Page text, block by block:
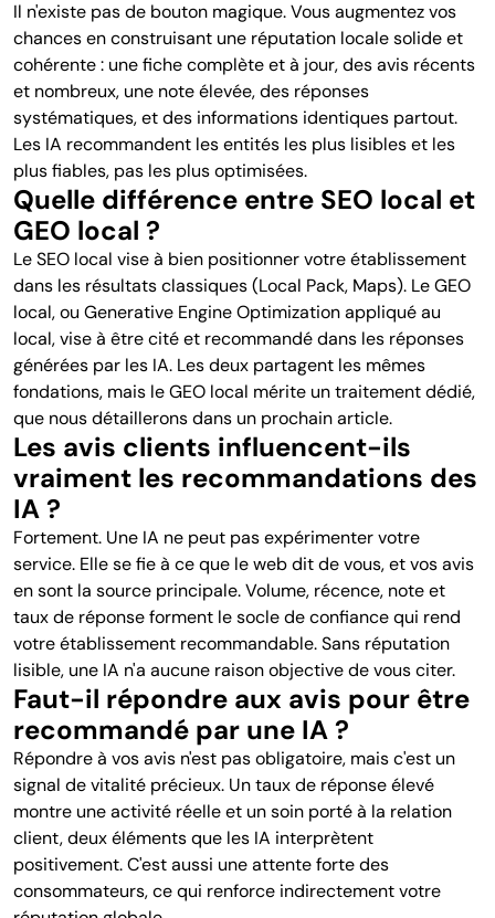
Il n'existe pas de bouton magique. Vous augmentez vos
chances en construisant une réputation locale solide et
cohérente : une fiche complète et à jour, des avis récents
et nombreux, une note élevée, des réponses
systématiques, et des informations identiques partout.
Les IA recommandent les entités les plus lisibles et les
plus fiables, pas les plus optimisées.
Quelle différence entre SEO local et
GEO local ?
Le SEO local vise à bien positionner votre établissement
dans les résultats classiques (Local Pack, Maps). Le GEO
local, ou Generative Engine Optimization appliqué au
local, vise à être cité et recommandé dans les réponses
générées par les IA. Les deux partagent les mêmes
fondations, mais le GEO local mérite un traitement dédié,
que nous détaillerons dans un prochain article.
Les avis clients influencent-ils
vraiment les recommandations des
IA ?
Fortement. Une IA ne peut pas expérimenter votre
service. Elle se fie à ce que le web dit de vous, et vos avis
en sont la source principale. Volume, récence, note et
taux de réponse forment le socle de confiance qui rend
votre établissement recommandable. Sans réputation
lisible, une IA n'a aucune raison objective de vous citer.
Faut-il répondre aux avis pour être
recommandé par une IA ?
Répondre à vos avis n'est pas obligatoire, mais c'est un
signal de vitalité précieux. Un taux de réponse élevé
montre une activité réelle et un soin porté à la relation
client, deux éléments que les IA interprètent
positivement. C'est aussi une attente forte des
consommateurs, ce qui renforce indirectement votre